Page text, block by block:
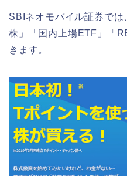
SBIネオモバイル証券では
株」「国内上場ETF」「
きます。